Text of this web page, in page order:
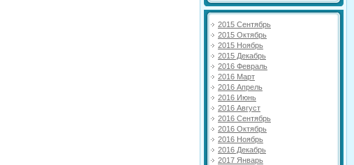
2015 Сентябрь
2015 Октябрь
2015 Ноябрь
2015 Декабрь
2016 Февраль
2016 Март
2016 Апрель
2016 Июнь
2016 Август
2016 Сентябрь
2016 Октябрь
2016 Ноябрь
2016 Декабрь
2017 Январь